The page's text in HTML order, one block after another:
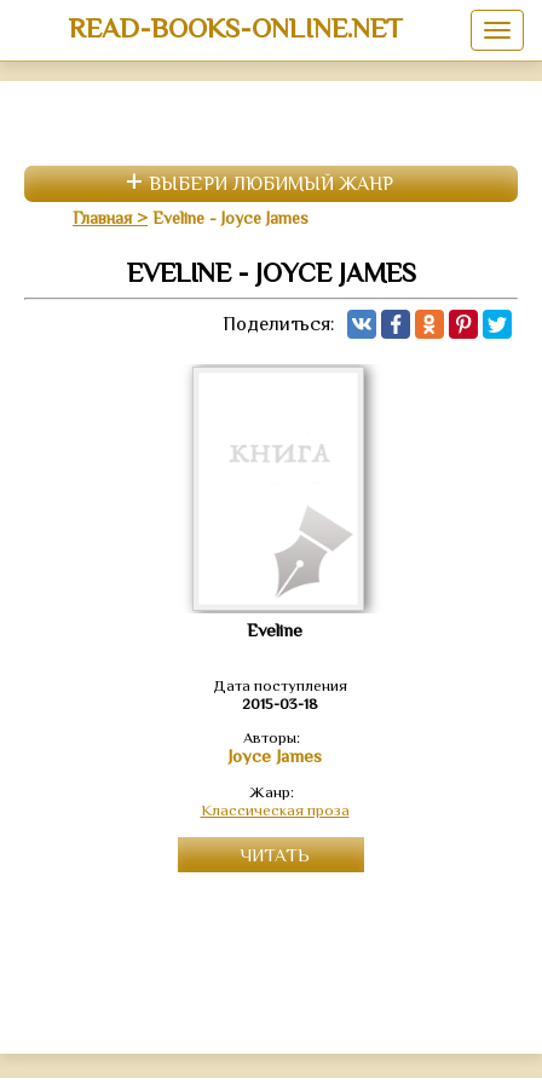
READ-BOOKS-ONLINE.NET
ВЫБЕРИ ЛЮБИМЫЙ ЖАНР
Главная Eveline - Joyce James
EVELINE - JOYCE JAMES
Поделиться:
Eveline
Дата поступления
2015-03-18
Авторы:
Joyce James
Жанр:
Классическая проза
ЧИТАТЬ